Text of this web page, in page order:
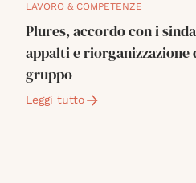
LAVORO & COMPETENZE
Plures, accordo con i
appalti e riorganizzazione
gruppo
Leggi tutto